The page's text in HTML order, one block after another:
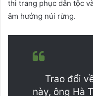
thi trang phục dân tộc
âm hưởng núi rừng.
Trao đổi
này, ông Hà